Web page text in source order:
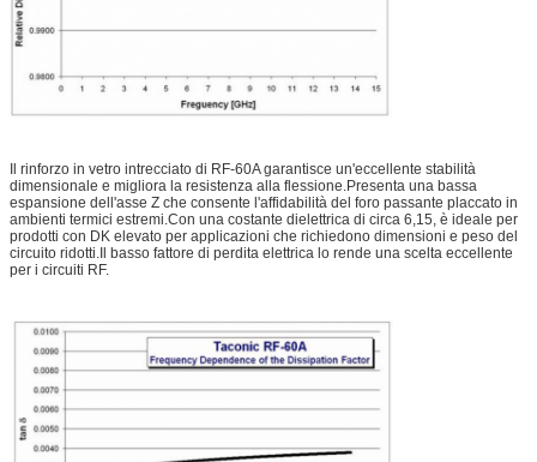
Il rinforzo in vetro intrecciato di RF-60A garantisce un'eccellente stabilità
dimensionale e migliora la resistenza alla flessione.Presenta una bassa
espansione dell'asse Z che consente l'affidabilità del foro passante placcato in
ambienti termici estremi.Con una costante dielettrica di circa 6,15, è ideale per
prodotti con DK elevato per applicazioni che richiedono dimensioni e peso del
circuito ridotti.Il basso fattore di perdita elettrica lo rende una scelta eccellente
per i circuiti RF.